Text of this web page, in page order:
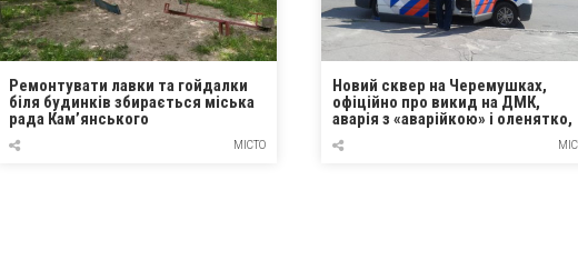
Ремонтувати лавки та гойдалки
біля будинків збирається міська
рада Кам’янського
МІСТО
Новий сквер на Черемушках,
офіційно про викид на ДМК,
аварія з «аварійкою» і оленятко,
що куняє в Кам’янському